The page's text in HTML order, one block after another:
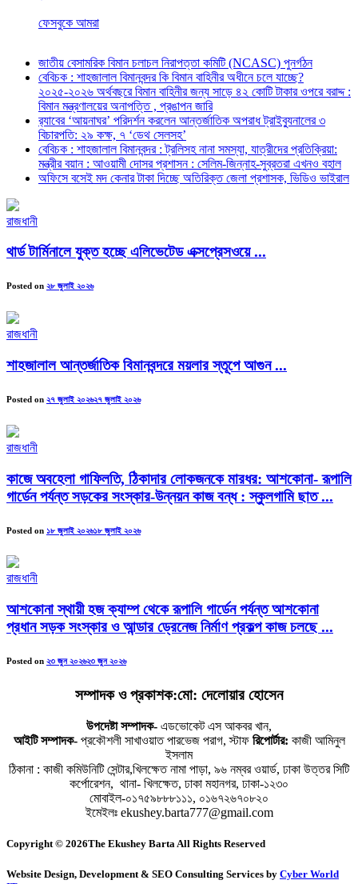
ফেসবুকে আমরা
জাতীয় বেসামরিক বিমান চলাচল নিরাপত্তা কমিটি (NCASC) পুনর্গঠন
বেবিচক : শাহজালাল বিমানবন্দর কি বিমান বাহিনীর অধীনে চলে যাচ্ছে?
২০২৫-২০২৬ অর্থবছরে বিমান বাহিনীর জন্য সাড়ে ৪২ কোটি টাকার ওপরে বরাদ্দ :
বিমান মন্ত্রণালয়ের অনাপত্তি , প্রঙাপন জারি
র‍্যাবের ‘আয়নাঘর’ পরিদর্শন করলেন আন্তর্জাতিক অপরাধ ট্রাইব্যুনালের ৩
বিচারপতি: ২৯ কক্ষ, ৭ ‘ডেথ সেলসহ’
বেবিচক : শাহজালাল বিমানবন্দর : ট্রলিসহ নানা সমস্যা, যাত্রীদের প্রতিক্রিয়া:
মন্ত্রীর বয়ান : আওয়ামী দোসর প্রশাসন : সেলিম-জিন্নাহ-সুব্রতরা এখনও বহাল
অফিসে বসেই মদ কেনার টাকা দিচ্ছে অতিরিক্ত জেলা প্রশাসক, ভিডিও ভাইরাল
রাজধানী
থার্ড টার্মিনালে যুক্ত হচ্ছে এলিভেটেড এক্সপ্রেসওয়ে ...
Posted on ২৮ জুলাই ২০২৬
রাজধানী
শাহজালাল আন্তর্জাতিক বিমানবন্দরে ময়লার স্তূপে আগুন ...
Posted on ২৭ জুলাই ২০২৬২৭ জুলাই ২০২৬
রাজধানী
কাজে অবহেলা গাফিলতি, ঠিকাদার লোকজনকে মারধর: আশকোনা- রূপালি
গার্ডেন পর্যন্ত সড়কের সংস্কার-উন্নয়ন কাজ বন্ধ : স্কুলগামি ছাত ...
Posted on ১৮ জুলাই ২০২৬১৮ জুলাই ২০২৬
রাজধানী
আশকোনা স্থায়ী হজ ক্যাম্প থেকে রূপালি গার্ডেন পর্যন্ত আশকোনা
প্রধান সড়ক সংস্কার ও আন্ডার ড্রেনেজ নির্মাণ প্রকল্প কাজ চলছে ...
Posted on ২৩ জুন ২০২৬২৩ জুন ২০২৬
সম্পাদক ও প্রকাশক:মো: দেলোয়ার হোসেন
উপদেষ্টা সম্পাদক- এডভোকেট এস আকবর খান,
আইটি সম্পাদক-প্রকৌশলী সাখাওয়াত পারভেজ পরাগ, স্টাফ রিপোর্টার: কাজী আমিনুল
ইসলাম
ঠিকানা : কাজী কমিউনিটি সেন্টার,খিলক্ষেত নামা পাড়া, ৯৬ নম্বর ওয়ার্ড, ঢাকা উত্তর সিটি
কর্পোরেশন, থানা- খিলক্ষেত, ঢাকা মহানগর, ঢাকা-১২৩০
মোবাইল-০১৭৫৯৮৮৮১১১, ০১৬৭২৬৭০৮২০
ইমেইলঃ ekushey.barta777@gmail.com
Copyright © 2026The Ekushey Barta All Rights Reserved
Website Design, Development & SEO Consulting Services by Cyber World